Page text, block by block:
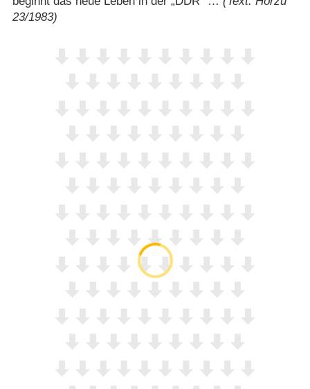
23/1983)